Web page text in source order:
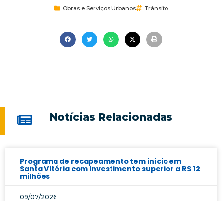
Obras e Serviços Urbanos Trânsito
Notícias Relacionadas
Programa de recapeamento tem início em
Santa Vitória com investimento superior a R$ 12
milhões
09/07/2026